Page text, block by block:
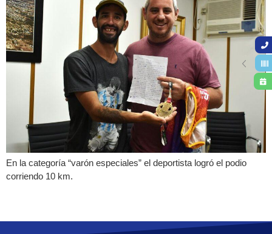
En la categoría “varón especiales” el deportista logró el podio
corriendo 10 km.